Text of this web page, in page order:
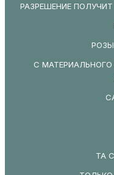
РАЗРЕШЕНИЕ
С
ТА